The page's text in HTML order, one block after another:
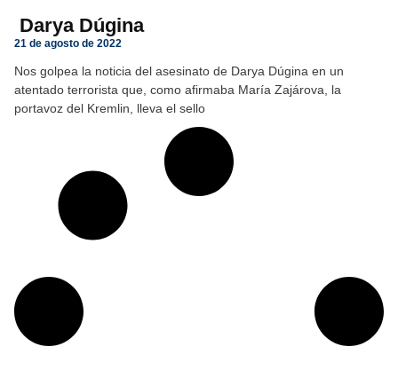
Darya Dúgina
21 de agosto de 2022
Nos golpea la noticia del asesinato de Darya Dúgina en un
atentado terrorista que, como afirmaba María Zajárova, la
portavoz del Kremlin, lleva el sello